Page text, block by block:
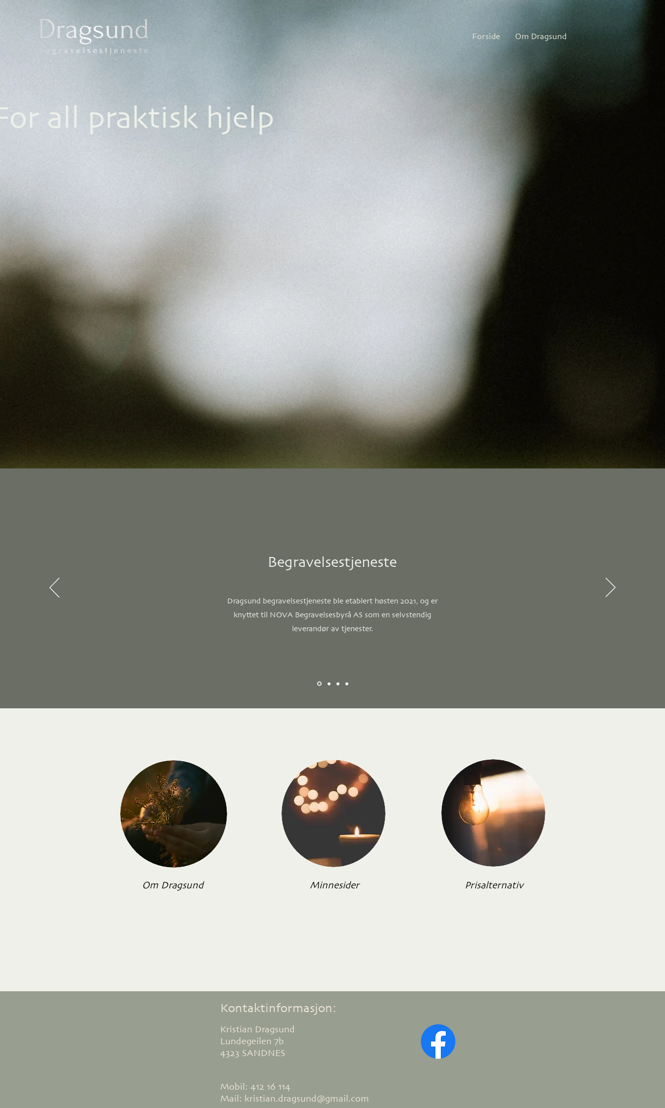
Forside Om Dragsund
all praktisk hjelp
Begravelsestjeneste
Dragsund begravelsestjeneste ble etablert høsten 2021, og er
knyttet til NOVA Begravelsesbyrå AS som en selvstendig
leverandør av tjenester.
Om Dragsund Minnesider Prisalternativ
Kontaktinformasjon:
Kristian Dragsund
Lundegeilen 7b
4323 SANDNES
Mobil: 412 16 114
Mail: kristian.dragsund@gmail.com